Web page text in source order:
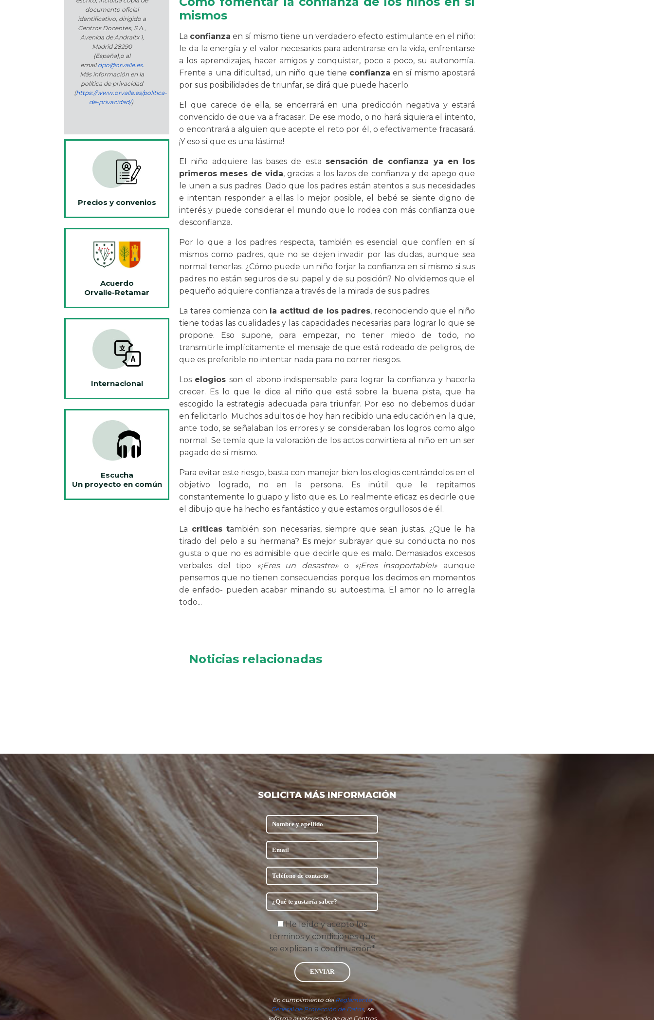
documento oficial
identificativo, dirigido a
Centros Docentes, S.A.,
Avenida de Andraitx 1,
Madrid 28290
(España),o al
emaildpo@orvalle.es.
Más información en la
política de privacidad
(https://www.orvalle.es/politica-
de-privacidad/).
Precios y convenios
Acuerdo
Orvalle-Retamar
Internacional
Escucha
Un proyecto en común
mismos
La confianza en sí mismo tiene un verdadero efecto estimulante en el niño:
le da la energía y el valor necesarios para adentrarse en la vida, enfrentarse
a los aprendizajes, hacer amigos y conquistar, poco a poco, su autonomía.
Frente a una dificultad, un niño que tiene confianza en sí mismo apostará
por sus posibilidades de triunfar, se dirá que puede hacerlo.
El que carece de ella, se encerrará en una predicción negativa y estará
convencido de que va a fracasar. De ese modo, o no hará siquiera el intento,
o encontrará a alguien que acepte el reto por él, o efectivamente fracasará.
¡Y eso sí que es una lástima!
El niño adquiere las bases de esta sensación de confianza ya en los
primeros meses de vida, gracias a los lazos de confianza y de apego que
le unen a sus padres. Dado que los padres están atentos a sus necesidades
e intentan responder a ellas lo mejor posible, el bebé se siente digno de
interés y puede considerar el mundo que lo rodea con más confianza que
desconfianza.
Por lo que a los padres respecta, también es esencial que confíen en sí
mismos como padres, que no se dejen invadir por las dudas, aunque sea
normal tenerlas. ¿Cómo puede un niño forjar la confianza en sí mismo si sus
padres no están seguros de su papel y de su posición? No olvidemos que el
pequeño adquiere confianza a través de la mirada de sus padres.
La tarea comienza con la actitud de los padres, reconociendo que el niño
tiene todas las cualidades y las capacidades necesarias para lograr lo que se
propone. Eso supone, para empezar, no tener miedo de todo, no
transmitirle implícitamente el mensaje de que está rodeado de peligros, de
que es preferible no intentar nada para no correr riesgos.
Los elogios son el abono indispensable para lograr la confianza y hacerla
crecer. Es lo que le dice al niño que está sobre la buena pista, que ha
escogido la estrategia adecuada para triunfar. Por eso no debemos dudar
en felicitarlo. Muchos adultos de hoy han recibido una educación en la que,
ante todo, se señalaban los errores y se consideraban los logros como algo
normal. Se temía que la valoración de los actos convirtiera al niño en un ser
pagado de sí mismo.
Para evitar este riesgo, basta con manejar bien los elogios centrándolos en el
objetivo logrado, no en la persona. Es inútil que le repitamos
constantemente lo guapo y listo que es. Lo realmente eficaz es decirle que
el dibujo que ha hecho es fantástico y que estamos orgullosos de él.
La críticas también son necesarias, siempre que sean justas. ¿Que le ha
tirado del pelo a su hermana? Es mejor subrayar que su conducta no nos
gusta o que no es admisible que decirle que es malo. Demasiados excesos
verbales del tipo
«¡Eres un desastre»o «¡Eres insoportable!» aunque
pensemos que no tienen consecuencias porque los decimos en momentos
de enfado- pueden acabar minando su autoestima. El amor no lo arregla
todo...
Noticias relacionadas
SOLICITA MÁS INFORMACIÓN
He leído y acepto los
términos y condiciones que
se explican a continuación*
ENVIAR
En cumplimiento delReglamento
General de Protección de Datos, se
informa al interesado de que Centros